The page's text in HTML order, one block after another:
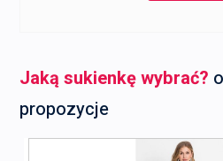
Jaką sukienkę wybrać?
propozycje